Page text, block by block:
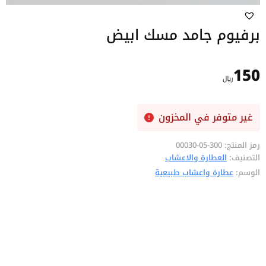
برفيوم جامد مسك ابيض
150﷼
غير متوفر في المخزون
رمز المنتج: 300-05-00030
التصنيف: العطارة والاعشاب
الوسم: عطارة واعشاب طبيعية